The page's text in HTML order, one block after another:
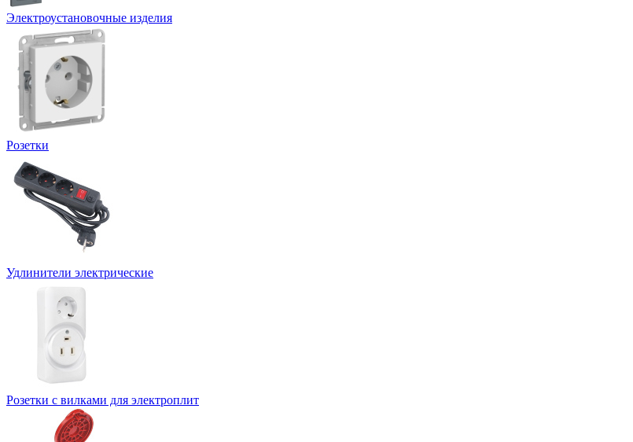
Электроустановочные изделия
Розетки
Удлинители электрические
Розетки с вилками для электроплит